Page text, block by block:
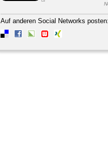
Auf anderen Social Networks